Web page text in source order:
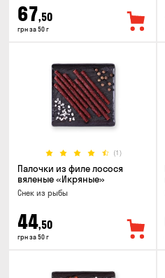
67,50
грн за 50 г
(1)
Палочки из филе лосося
вяленые «Икряные»
Снек из рыбы
44,50
грн за 50 г